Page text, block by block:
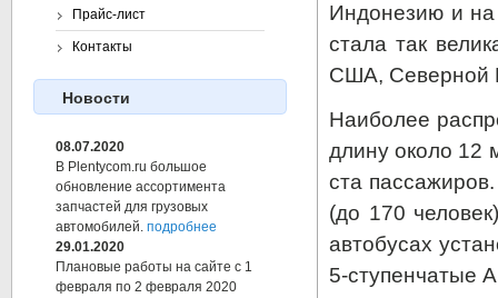
Индонезию и на
стала так
США, Северной
Наиболее
длину около 12
ста
(до 170
автобусах
5-ступенчатые
Прайс-лист
Контакты
Новости
08.07.2020
В Plentycom.ru большое
обновление ассортимента
запчастей для грузовых
автомобилей. подробнее
29.01.2020
Плановые работы на сайте с 1
февраля по 2 февраля 2020